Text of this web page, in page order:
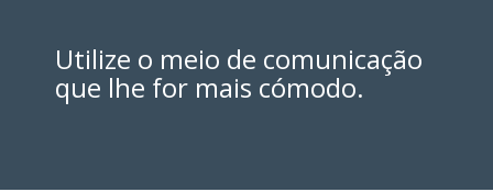
Utilize o meio de comunicação
que lhe for mais cómodo.